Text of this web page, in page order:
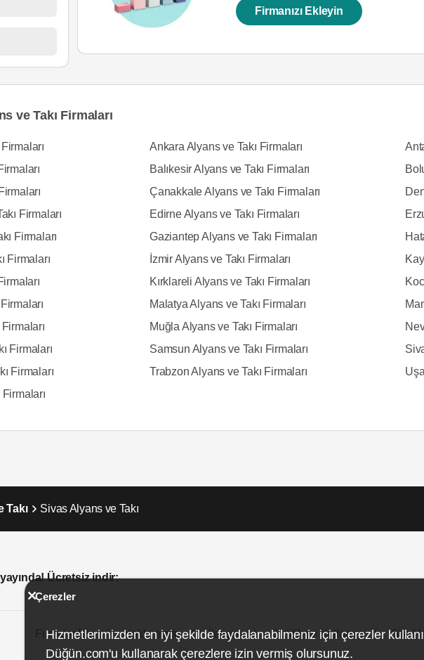
Firmanızı Ekleyin
ve Takı Firmaları
Ankara Alyans ve Takı Firmaları
Balıkesir Alyans ve Takı Firmaları
Çanakkale Alyans ve Takı Firmaları
Firmaları
Edirne Alyans ve Takı Firmaları
Firmaları
Gaziantep Alyans ve Takı Firmaları
Firmaları
İzmir Alyans ve Takı Firmaları
Kırklareli Alyans ve Takı Firmaları
Malatya Alyans ve Takı Firmaları
Muğla Alyans ve Takı Firmaları
Firmaları
Samsun Alyans ve Takı Firmaları
Firmaları
Trabzon Alyans ve Takı Firmaları
Takı Sivas Alyans ve Takı
Ücretsiz indir:
Firmalar İçin Hakkımızda İletişim Gizlilik ve Kullanım Site
Çerezler
Hizmetlerimizden en iyi şekilde faydalanabilmeniz için çerezler
Düğün.com'u kullanarak çerezlere izin vermiş olursunuz.